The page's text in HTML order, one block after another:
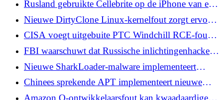
cyberbeveiligingen
Rusland gebruikte Cellebrite op de iPhone van een
gevangengenomen activist, maanden nadat de
verkoop was stopgezet
Nieuwe DirtyClone Linux-kernelfout zorgt ervoor
dat lokale gebruikers root kunnen krijgen via
gekloonde pakketten
CISA voegt uitgebuite PTC Windchill RCE-fout
toe aan KEV terwijl webshell-aanvallen voortduren
FBI waarschuwt dat Russische inlichtingenhackers
zich richten op signaalback-upherstelsleutels
Nieuwe SharkLoader-malware implementeert
Cobalt Strike in StrikeShark-cyberaanvallen
Chinees sprekende APT implementeert nieuwe
TinyRCT-achterdeur in campagne in Zuidoost-
Amazon Q-ontwikkelaarsfout kan kwaadaardige